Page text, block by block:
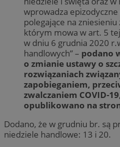
wprowadza
polegające na zniesieniu
którym mowa w art. 5
w dniu 6 grudnia 2020
handlowych” – podano
o zmianie ustawy o
rozwiązaniach
zapobieganiem,
zwalczaniem COVID-
opublikowano na
Dodano, że w grudniu br. są
niedziele handlowe: 13 i 20.